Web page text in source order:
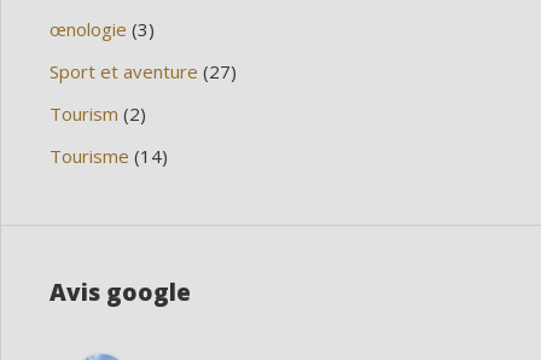
œnologie (3)
Sport et aventure (27)
Tourism (2)
Tourisme (14)
Avis google